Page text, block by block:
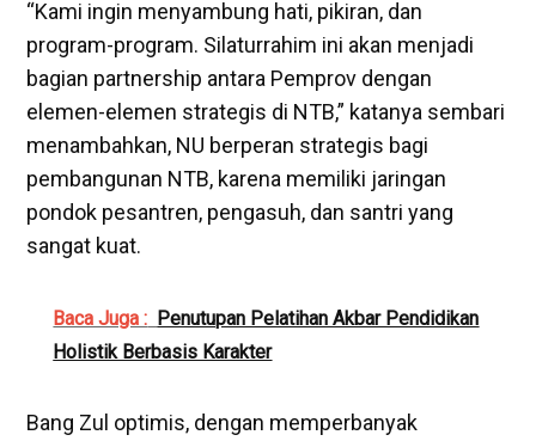
“Kami ingin menyambung hati, pikiran, dan
program-program. Silaturrahim ini akan menjadi
bagian partnership antara Pemprov dengan
elemen-elemen strategis di NTB,” katanya sembari
menambahkan, NU berperan strategis bagi
pembangunan NTB, karena memiliki jaringan
pondok pesantren, pengasuh, dan santri yang
sangat kuat.
Baca Juga : Penutupan Pelatihan Akbar Pendidikan
Holistik Berbasis Karakter
Bang Zul optimis, dengan memperbanyak